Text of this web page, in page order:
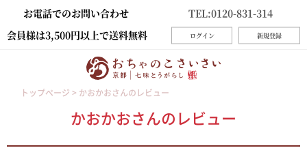
お電話でのお問い合わせ
TEL:0120-831-314
会員様は3,500円以上で送料無料
ログイン 新規登録
トップページ かおかおさんのレビュー
かおかおさんのレビュー